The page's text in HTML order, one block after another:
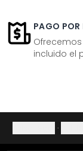
PAGO
incluido el
·